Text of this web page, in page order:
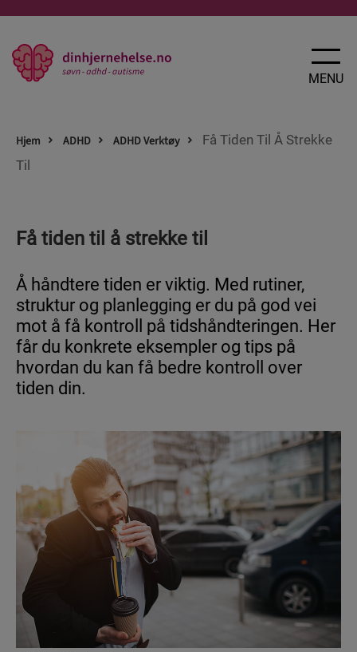
MENU
X
LUKK
Nyheter
Slik takler du søvnproblemer
3 tips for bedre søvn
Søvnens betydning for din hjernehelse
Rutiner er digg for søvnen
Nyheter
ADHD hos voksne
ADHD verktøy
ADHD hos barn
Leve med ADHD
Hjem ADHD ADHD Verktøy
Få Tiden Til Å Strekke
Til
Få tiden til å strekke til
Å håndtere tiden er viktig. Med rutiner,
struktur og planlegging er du på god vei
mot å få kontroll på tidshåndteringen. Her
får du konkrete eksempler og tips på
hvordan du kan få bedre kontroll over
tiden din.